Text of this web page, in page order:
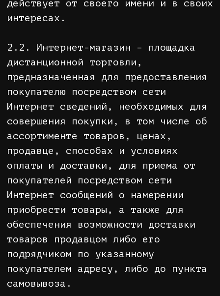
логически связанных между собой
товарах и условиях их покупки, по
2.4. Оператор интернет-магазина –
лицо осуществляющее обслуживание и
обеспечение работоспособности
поступающих заказов. Оператором
интернет-магазина является Общество
с ограниченной ответственностью
«Плейс Шоп» (ОГРН 1245200015026,
ИНН 5257218431, КПП 525701001,
юридический адрес: 603070, г.
Акимова, д. 9, кв. 3).
2.5. Товар - любая реальная вещь
или услуга, представленные в
каталоге интернет-магазина на его
сайте.
2.6. Покупатель - лицо, имеющее
намерение заказать товар,
приобретающее / заказывающее товар
посредством интернет-магазина для
личных, семейных, домашних и иных